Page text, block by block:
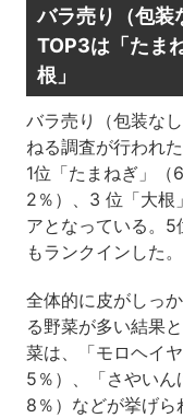
バラ売り（包装
TOP3は「たま
根」
バラ売り（包装な
ねる調査が行われ
1位「たまねぎ」（
2％）、3 位「大根
アとなっている。5
もランクインした。
全体的に皮がしっ
る野菜が多い結果
菜は、「モロヘイ
5％）、「さやいん
8％）などが挙げら